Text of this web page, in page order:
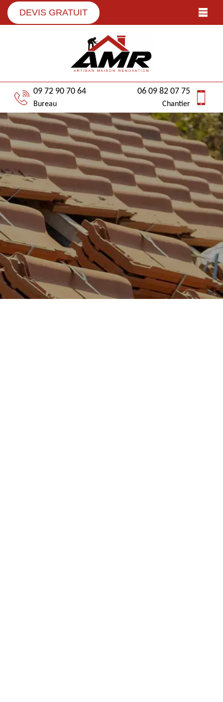
DEVIS GRATUIT
09 72 90 70 64
Bureau
06 09 82 07 75
Chantier